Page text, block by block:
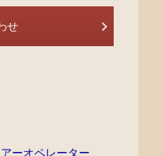
せ
ーオペレーター